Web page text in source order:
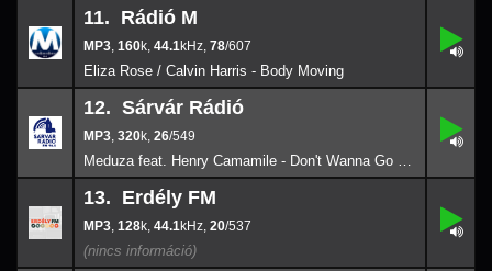
11.
11. Rádió M
, 160k, 44.1 , 78/607
Eliza Rose / Calvin Harris - Body Moving
k
607
12.
12. Sárvár Rádió
, 320k, 26/549
Meduza feat. Henry Camamile - Don't Wanna Go Home [2026]
,
320k
549
13.
13. Erdély FM
, 128k, 44.1 , 20/537
k
537